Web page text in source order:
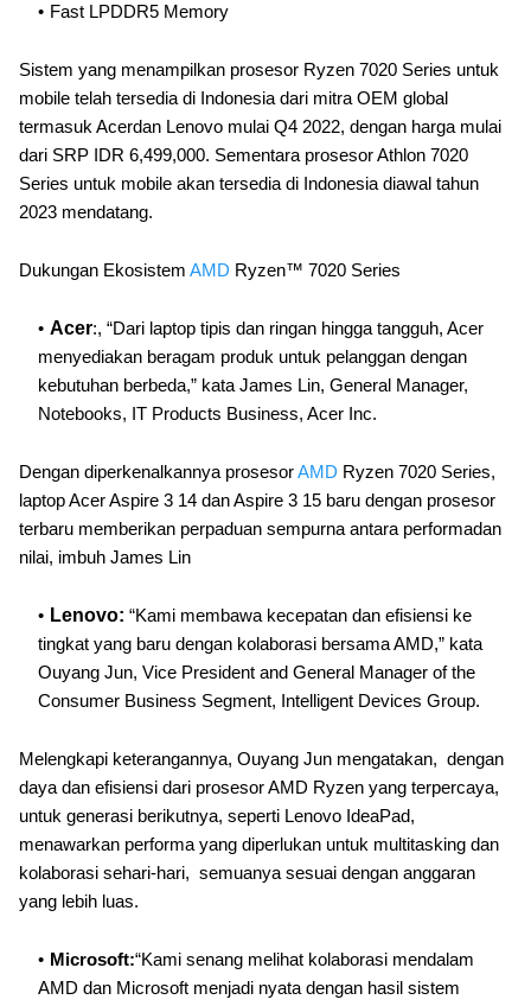
Fast LPDDR5 Memory
Sistem yang menampilkan prosesor Ryzen 7020 Series untuk
mobile telah tersedia di Indonesia dari mitra OEM global
termasuk Acerdan Lenovo mulai Q4 2022, dengan harga mulai
dari SRP IDR 6,499,000. Sementara prosesor Athlon 7020
Series untuk mobile akan tersedia di Indonesia diawal tahun
2023 mendatang.
Dukungan Ekosistem AMD Ryzen™ 7020 Series
Acer:, “Dari laptop tipis dan ringan hingga tangguh, Acer
menyediakan beragam produk untuk pelanggan dengan
kebutuhan berbeda,” kata James Lin, General Manager,
Notebooks, IT Products Business, Acer Inc.
Dengan diperkenalkannya prosesorAMD Ryzen 7020 Series,
laptop Acer Aspire 3 14 dan Aspire 3 15 baru dengan prosesor
terbaru memberikan perpaduan sempurna antara performadan
nilai, imbuh James Lin
Lenovo: “Kami membawa kecepatan dan efisiensi ke
tingkat yang baru dengan kolaborasi bersama AMD,” kata
Ouyang Jun, Vice President and General Manager of the
Consumer Business Segment, Intelligent Devices Group.
Melengkapi keterangannya, Ouyang Jun mengatakan, dengan
daya dan efisiensi dari prosesor AMD Ryzen yang terpercaya,
untuk generasi berikutnya, seperti Lenovo IdeaPad,
menawarkan performa yang diperlukan untuk multitasking dan
kolaborasi sehari-hari, semuanya sesuai dengan anggaran
yang lebih luas.
Microsoft:“Kami senang melihat kolaborasi mendalam
AMD dan Microsoft menjadi nyata dengan hasil sistem